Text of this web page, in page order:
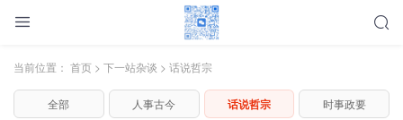
当前位置： 首页 > 下一站杂谈 > 话说哲宗
全部 人事古今 话说哲宗 时事政要